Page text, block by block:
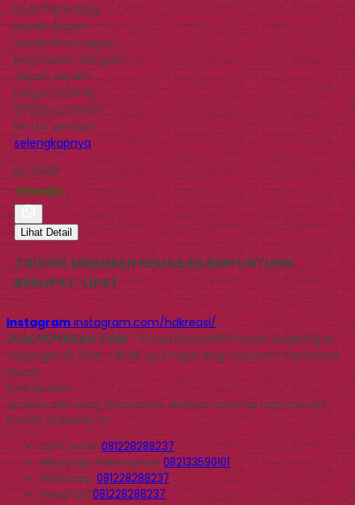
Buat Paper Bag
Murah Desain
Sendiri Buat paper
bag murah dengan
desain sendiri
harga mulai Rp.
800/pcs, bahan
kertas samson…
selengkapnya
Rp 2.500
Tersedia
Lihat Detail
7 BISNIS MINUMAN KEMASAN BERI UNTUNG
BERLIPAT-LIPAT
Instagram instagram.com/hdkreasi/
JUALPAPERBAG.COM- Solusi Kemasan Ramah Lingkungan
Copyright © 2014 - 2026 Jual Paper Bag Custom | Tas Kertas
Murah
Kontak Kami
Apabila ada yang ditanyakan, silahkan hubungi kami melalui
kontak di bawah ini.
Call Center081228288237
WhatsappPemesanan 082133590101
Whatsapp081228288237
Telegram081228288237